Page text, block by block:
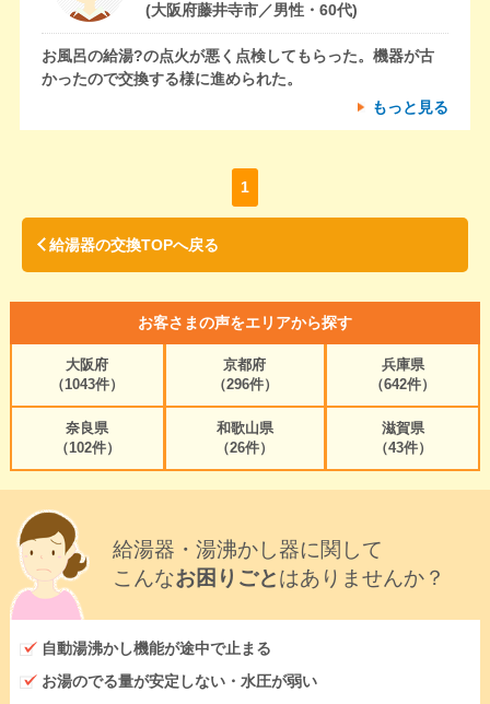
(大阪府藤井寺市／男性・60代)
お風呂の給湯?の点火が悪く点検してもらった。機器が古
かったので交換する様に進められた。
もっと見る
1
給湯器の交換TOPへ戻る
お客さまの声をエリアから探す
大阪府
（1043件）
京都府
（296件）
兵庫県
（642件）
奈良県
（102件）
和歌山県
（26件）
滋賀県
（43件）
給湯器・湯沸かし器に関して
こんなお困りごとはありませんか？
自動湯沸かし機能が途中で止まる
お湯のでる量が安定しない・水圧が弱い